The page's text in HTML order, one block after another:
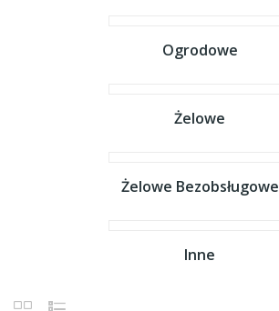
Ogrodowe
Żelowe
Żelowe Bezobsługowe
Inne